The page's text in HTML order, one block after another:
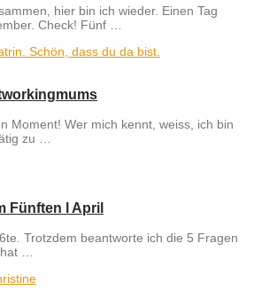
hier bin ich wieder. Einen Tag
Check! Fünf …
Moment! Wer mich kennt, weiss, ich bin
zu …
Fünften l April
Trotzdem beantworte ich die 5 Fragen
…